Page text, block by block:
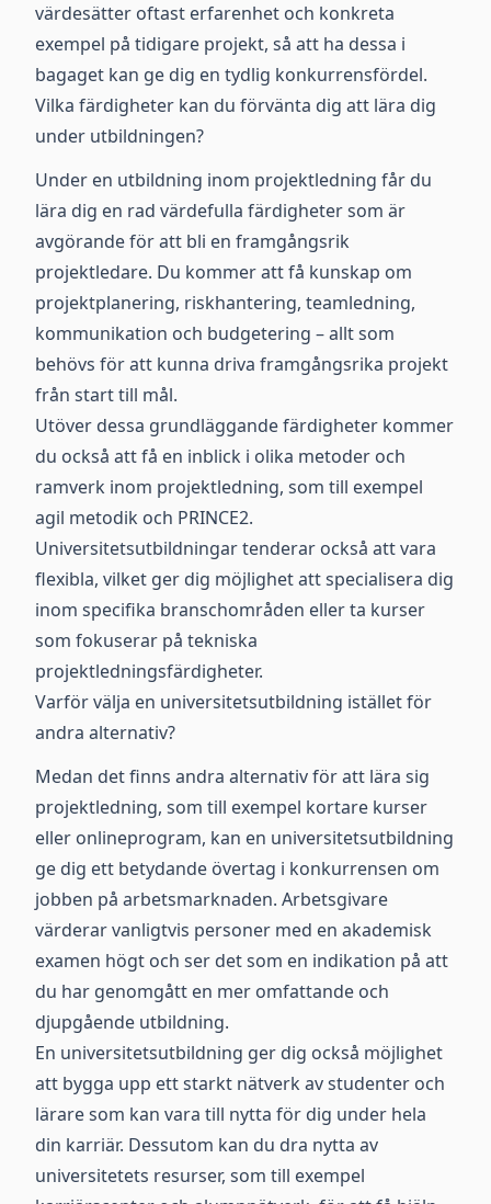
värdesätter oftast erfarenhet och konkreta
exempel på tidigare projekt, så att ha dessa i
bagaget kan ge dig en tydlig konkurrensfördel.
Vilka färdigheter kan du förvänta dig att lära dig
under utbildningen?
Under en utbildning inom projektledning får du
lära dig en rad värdefulla färdigheter som är
avgörande för att bli en framgångsrik
projektledare. Du kommer att få kunskap om
projektplanering, riskhantering, teamledning,
kommunikation och budgetering – allt som
behövs för att kunna driva framgångsrika projekt
från start till mål.
Utöver dessa grundläggande färdigheter kommer
du också att få en inblick i olika metoder och
ramverk inom projektledning, som till exempel
agil metodik och PRINCE2.
Universitetsutbildningar tenderar också att vara
flexibla, vilket ger dig möjlighet att specialisera dig
inom specifika branschområden eller ta kurser
som fokuserar på tekniska
projektledningsfärdigheter.
Varför välja en universitetsutbildning istället för
andra alternativ?
Medan det finns andra alternativ för att lära sig
projektledning, som till exempel kortare kurser
eller onlineprogram, kan en universitetsutbildning
ge dig ett betydande övertag i konkurrensen om
jobben på arbetsmarknaden. Arbetsgivare
värderar vanligtvis personer med en akademisk
examen högt och ser det som en indikation på att
du har genomgått en mer omfattande och
djupgående utbildning.
En universitetsutbildning ger dig också möjlighet
att bygga upp ett starkt nätverk av studenter och
lärare som kan vara till nytta för dig under hela
din karriär. Dessutom kan du dra nytta av
universitetets resurser, som till exempel